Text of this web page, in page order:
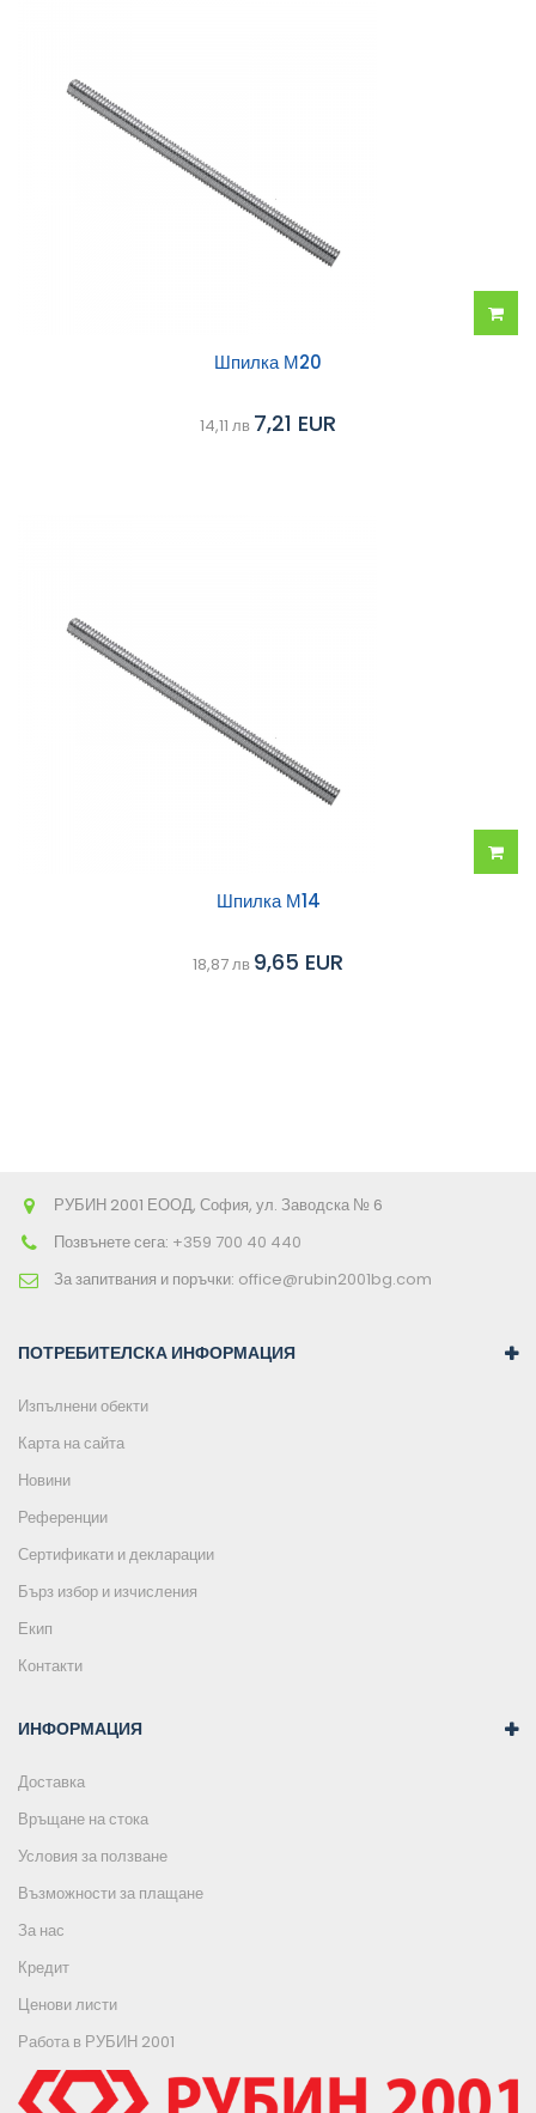
Шпилка М20
14,11 лв 7,21 EUR
Шпилка М14
18,87 лв 9,65 EUR
РУБИН 2001 ЕООД, София, ул. Заводска № 6
Позвънете сега: +359 700 40 440
За запитвания и поръчки: office@rubin2001bg.com
ПОТРЕБИТЕЛСКА ИНФОРМАЦИЯ
Изпълнени обекти
Карта на сайта
Новини
Референции
Сертификати и декларации
Бърз избор и изчисления
Екип
Контакти
ИНФОРМАЦИЯ
Доставка
Връщане на стока
Условия за ползване
Възможности за плащане
За нас
Кредит
Ценови листи
Работа в РУБИН 2001